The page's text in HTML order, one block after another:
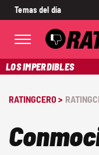
Temas del día
LOS IMPERDIBLES
RATINGCERO >